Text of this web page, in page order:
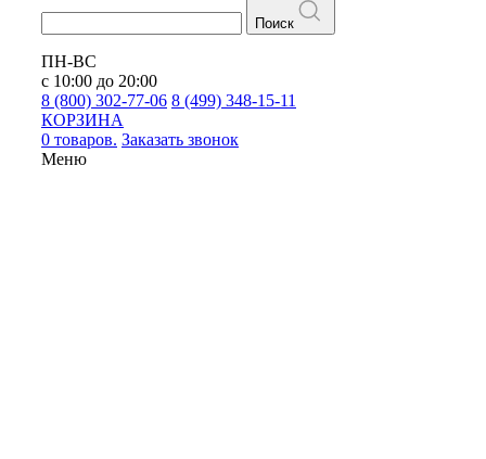
Поиск
ПН-ВС
с 10:00 до 20:00
8 (800) 302-77-06 8 (499) 348-15-11
КОРЗИНА
0 товаров. Заказать звонок
Меню